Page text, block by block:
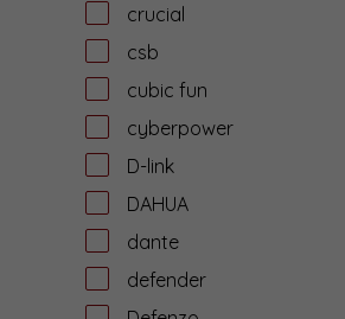
crucial
csb
cubic fun
cyberpower
D-link
DAHUA
dante
defender